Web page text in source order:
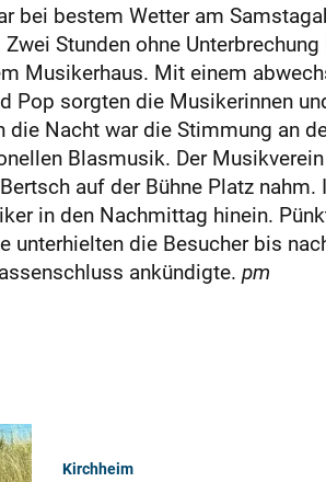
bei bestem Wetter am
Stunden ohne
Musikerhaus. Mit einem
Pop sorgten die Musikerinnen
Nacht war die Stimmung an
Blasmusik. Der
auf der Bühne Platz nahm.
in den Nachmittag hinein.
unterhielten die Besucher bis
ankündigte. pm
Kirchheim